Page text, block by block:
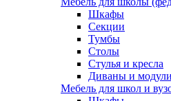
Шкафы
Секции
Тумбы
Столы
Стулья и кресла
Диваны и модули
Мебель для школ и